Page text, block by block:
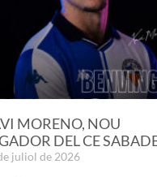
MORENO, NOU
DEL CE
juliol de 2026